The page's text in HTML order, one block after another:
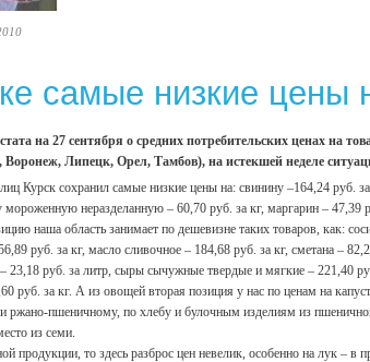
самые низкие цены
на 27 сентября о средних потребительских ценах на
Воронеж, Липецк, Орел, Тамбов), на истекшей неделе
Курск сохранил самые низкие цены на: свинину –164,24
мороженную неразделанную – 60,70 руб. за кг, маргарин – 47,39
наша область занимает по дешевизне таких товаров, как:
руб. за кг, масло сливочное – 184,68 руб. за кг, сметана –
23,18 руб. за литр, сыры сычужные твердые и мягкие – 221,40
руб. за кг. А из овощей вторая позиция у нас по ценам на
ржано-пшеничному, по хлебу и булочным изделиям из
из семи.
продукции, то здесь разброс цен невелик, особенно на лук –